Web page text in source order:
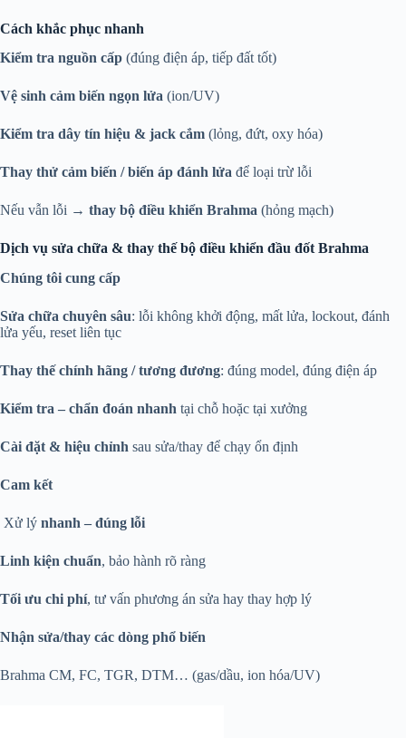
Cách khắc phục nhanh
Kiểm tra nguồn cấp (đúng điện áp, tiếp đất tốt)
Vệ sinh cảm biến ngọn lửa (ion/UV)
Kiểm tra dây tín hiệu & jack cắm (lỏng, đứt, oxy hóa)
Thay thử cảm biến / biến áp đánh lửa để loại trừ lỗi
Nếu vẫn lỗi → thay bộ điều khiển Brahma (hỏng mạch)
Dịch vụ sửa chữa & thay thế bộ điều khiển đầu đốt Brahma
Chúng tôi cung cấp
Sửa chữa chuyên sâu: lỗi không khởi động, mất lửa, lockout, đánh
lửa yếu, reset liên tục
Thay thế chính hãng / tương đương: đúng model, đúng điện áp
Kiểm tra – chẩn đoán nhanh tại chỗ hoặc tại xưởng
Cài đặt & hiệu chỉnh sau sửa/thay để chạy ổn định
Cam kết
Xử lý nhanh – đúng lỗi
Linh kiện chuẩn, bảo hành rõ ràng
Tối ưu chi phí, tư vấn phương án sửa hay thay hợp lý
Nhận sửa/thay các dòng phổ biến
Brahma CM, FC, TGR, DTM… (gas/dầu, ion hóa/UV)